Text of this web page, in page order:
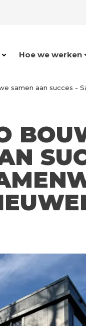
Hoe we werken
samen aan succes -